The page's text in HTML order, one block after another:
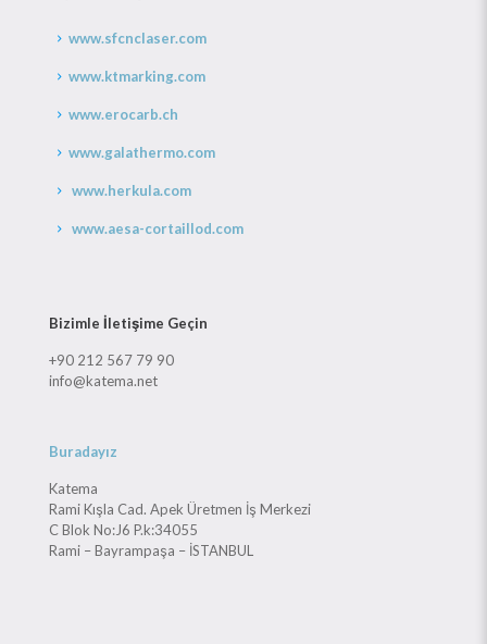
www.sfcnclaser.com
www.ktmarking.com
www.erocarb.ch
www.galathermo.com
www.herkula.com
www.aesa-cortaillod.com
Bizimle İletişime Geçin
+90 212 567 79 90
info@katema.net
Buradayız
Katema
Rami Kışla Cad. Apek Üretmen İş Merkezi
C Blok No:J6 P.k:34055
Rami – Bayrampaşa – İSTANBUL